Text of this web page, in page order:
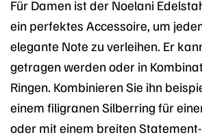
Für Damen ist der Noelani
ein perfektes Accessoire, um
elegante Note zu verleihen. Er
getragen werden oder in
Ringen. Kombinieren Sie ihn
einem filigranen Silberring für
oder mit einem breiten